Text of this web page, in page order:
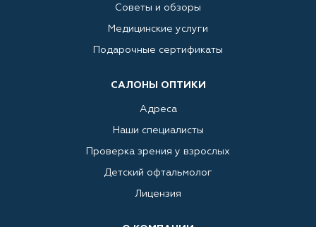
Советы и обзоры
Медицинские услуги
Подарочные сертификаты
САЛОНЫ ОПТИКИ
Адреса
Наши специалисты
Проверка зрения у взрослых
Детский офтальмолог
Лицензия